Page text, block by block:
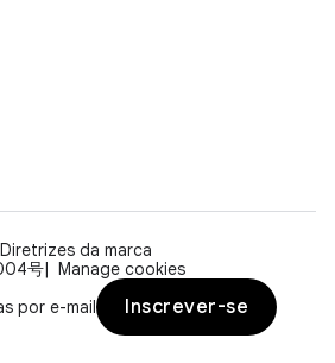
Diretrizes da marca
号
Manage cookies
por e-mail
Inscrever-se